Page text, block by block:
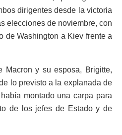
dirigentes desde la victoria
elecciones de noviembre, con
de Washington a Kiev frente a
Macron y su esposa, Brigitte,
lo previsto a la explanada de
montado una carpa para
de los jefes de Estado y de